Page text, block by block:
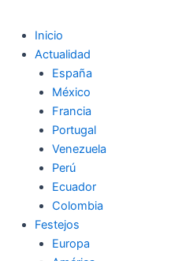
Inicio
Actualidad
España
México
Francia
Portugal
Venezuela
Perú
Ecuador
Colombia
Festejos
Europa